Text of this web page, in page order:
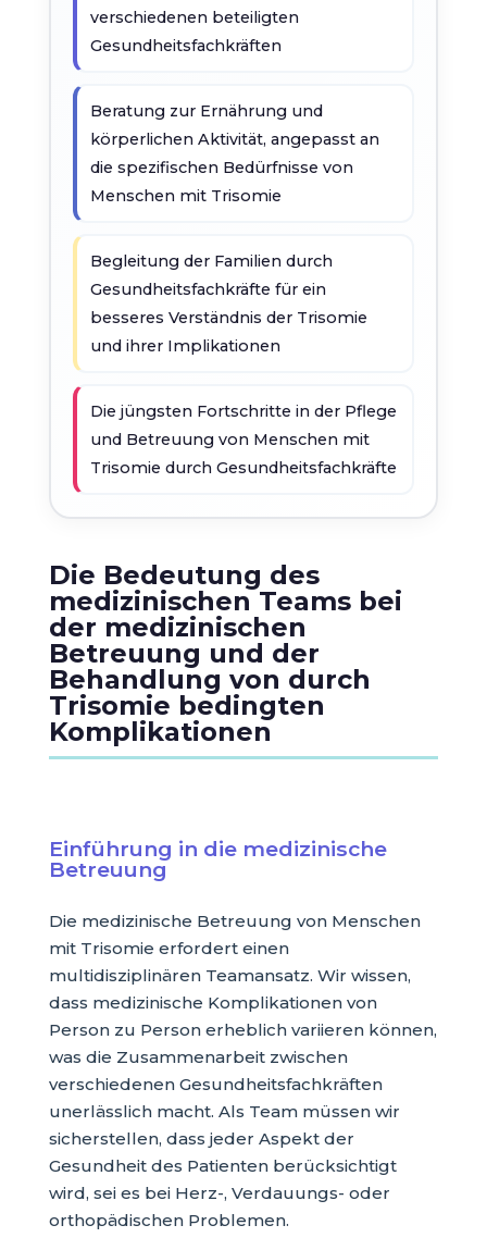
verschiedenen beteiligten
Gesundheitsfachkräften
Beratung zur Ernährung und
körperlichen Aktivität, angepasst an
die spezifischen Bedürfnisse von
Menschen mit Trisomie
Begleitung der Familien durch
Gesundheitsfachkräfte für ein
besseres Verständnis der Trisomie
und ihrer Implikationen
Die jüngsten Fortschritte in der Pflege
und Betreuung von Menschen mit
Trisomie durch Gesundheitsfachkräfte
Die Bedeutung des
medizinischen Teams bei
der medizinischen
Betreuung und der
Behandlung von durch
Trisomie bedingten
Komplikationen
Einführung in die medizinische
Betreuung
Die medizinische Betreuung von Menschen
mit Trisomie erfordert einen
multidisziplinären Teamansatz. Wir wissen,
dass medizinische Komplikationen von
Person zu Person erheblich variieren können,
was die Zusammenarbeit zwischen
verschiedenen Gesundheitsfachkräften
unerlässlich macht. Als Team müssen wir
sicherstellen, dass jeder Aspekt der
Gesundheit des Patienten berücksichtigt
wird, sei es bei Herz-, Verdauungs- oder
orthopädischen Problemen.